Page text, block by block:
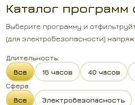
Каталог программ
Выберите программу и
(для электробезопасности)
Длительность:
Все
16 часов 40 часов
Сфера:
Все
Электробезопасность